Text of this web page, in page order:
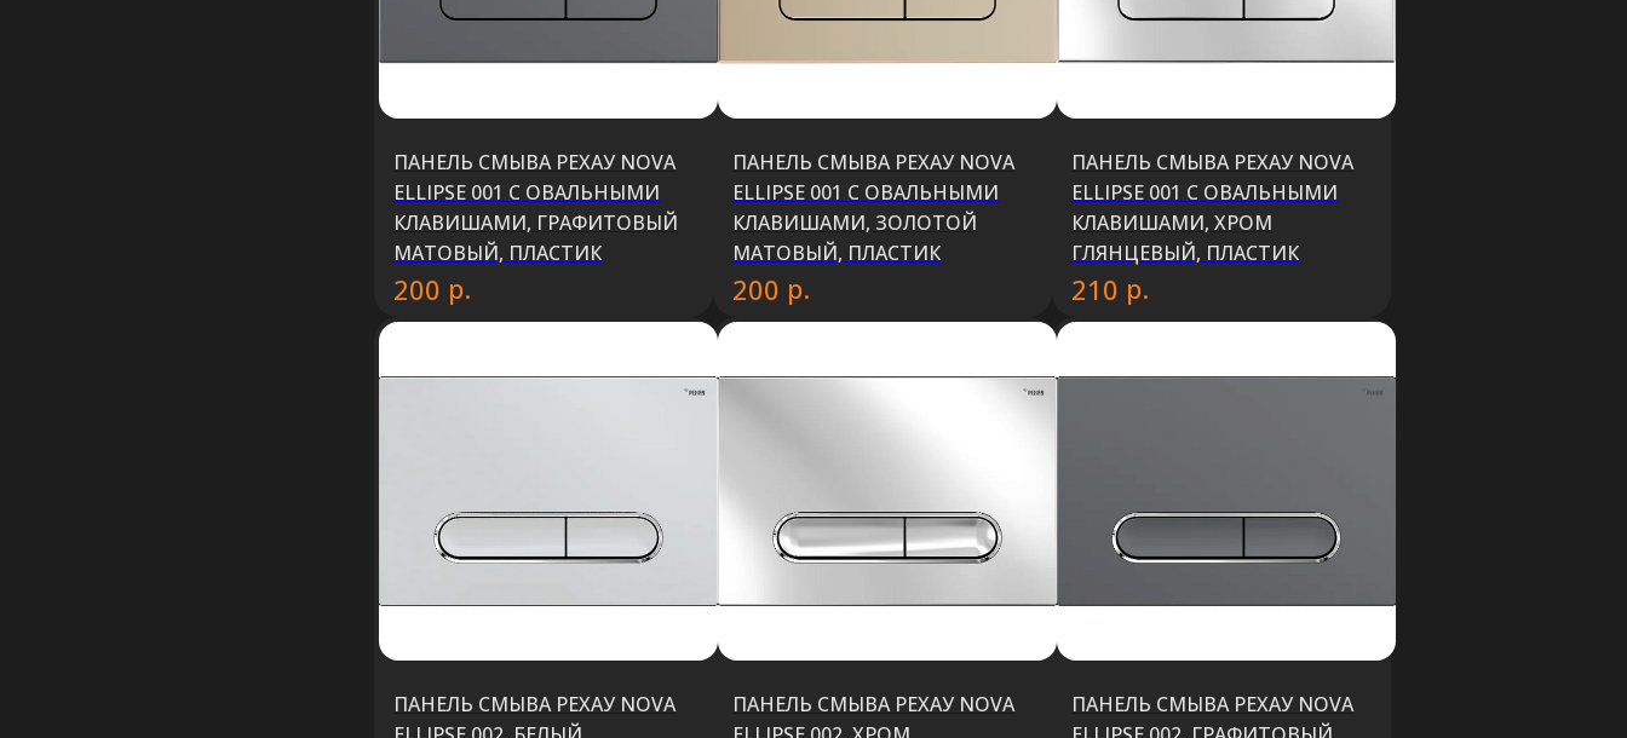
ПАНЕЛЬ СМЫВА РЕХАУ NOVA
ELLIPSE 001 С ОВАЛЬНЫМИ
КЛАВИШАМИ, ГРАФИТОВЫЙ
МАТОВЫЙ, ПЛАСТИК
200 р.
ПАНЕЛЬ СМЫВА РЕХАУ NOVA
ELLIPSE 001 С ОВАЛЬНЫМИ
КЛАВИШАМИ, ЗОЛОТОЙ
МАТОВЫЙ, ПЛАСТИК
200 р.
ПАНЕЛЬ СМЫВА РЕХАУ NOVA
ELLIPSE 001 С ОВАЛЬНЫМИ
КЛАВИШАМИ, ХРОМ
ГЛЯНЦЕВЫЙ, ПЛАСТИК
210 р.
ПАНЕЛЬ СМЫВА РЕХАУ NOVA
ПАНЕЛЬ СМЫВА РЕХАУ NOVA
ПАНЕЛЬ СМЫВА РЕХАУ NOVA